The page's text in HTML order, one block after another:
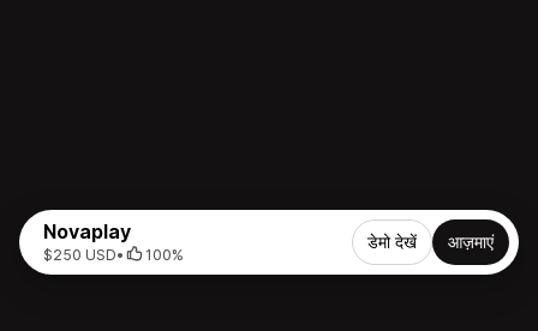
Novaplay
$250 USD• 100%
डेमो देखें आज़माएं